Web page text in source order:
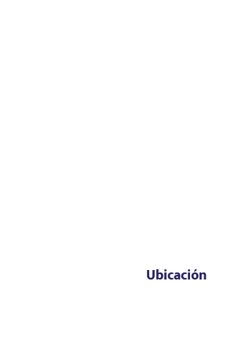
Ubicación